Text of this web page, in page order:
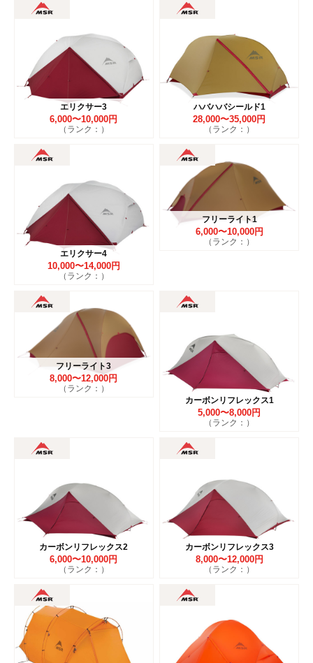
エリクサー3
6,000〜10,000円
（ランク：）
ハバハバシールド1
28,000〜35,000円
（ランク：）
エリクサー4
10,000〜14,000円
（ランク：）
フリーライト1
6,000〜10,000円
（ランク：）
フリーライト3
8,000〜12,000円
（ランク：）
カーボンリフレックス1
5,000〜8,000円
（ランク：）
カーボンリフレックス2
6,000〜10,000円
（ランク：）
カーボンリフレックス3
8,000〜12,000円
（ランク：）